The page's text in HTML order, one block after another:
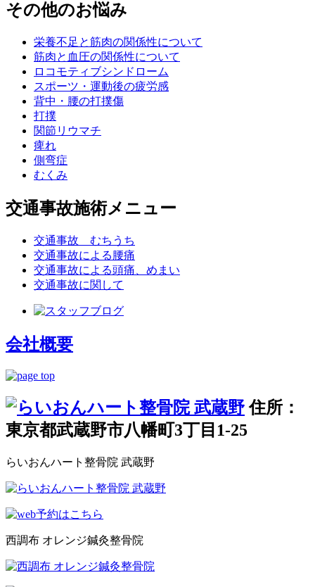
その他のお悩み
栄養不足と筋肉の関係性について
筋肉と血圧の関係性について
ロコモティブシンドローム
スポーツ・運動後の疲労感
背中・腰の打撲傷
打撲
関節リウマチ
痺れ
側弯症
むくみ
交通事故施術メニュー
交通事故 むちうち
交通事故による腰痛
交通事故による頭痛、めまい
交通事故に関して
会社概要
住所：
東京都武蔵野市八幡町3丁目1-25
らいおんハート整骨院 武蔵野
西調布 オレンジ鍼灸整骨院